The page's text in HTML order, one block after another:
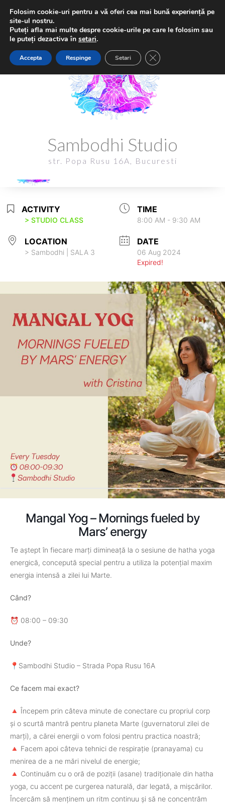
Sambodhi Studio
str. Popa Rusu 16A, Bucuresti
Sambodhi Studio
ACTIVITY
> STUDIO CLASS
TIME
8:00 AM - 9:30 AM
LOCATION
> Sambodhi | SALA 3
DATE
06 Aug 2024
Expired!
Mangal Yog – Mornings fueled by
Mars’ energy
Te aștept în fiecare marți dimineață la o sesiune de hatha yoga
energică, concepută special pentru a utiliza la potențial maxim
energia intensă a zilei lui Marte.
Când?
⏰ 08:00 – 09:30
Unde?
📍Sambodhi Studio – Strada Popa Rusu 16A
Ce facem mai exact?
🔺 Începem prin câteva minute de conectare cu propriul corp
și o scurtă mantră pentru planeta Marte (guvernatorul zilei de
marți), a cărei energii o vom folosi pentru practica noastră;
🔺 Facem apoi câteva tehnici de respirație (pranayama) cu
menirea de a ne mări nivelul de energie;
🔺 Continuăm cu o oră de poziții (asane) tradiționale din hatha
yoga, cu accent pe curgerea naturală, dar legată, a mișcărilor.
Încercăm să menținem un ritm continuu și să ne concentrăm
Folosim cookie-uri pentru a vă oferi cea mai bună experiență pe
site-ul nostru.
Puteți afla mai multe despre cookie-urile pe care le folosim sau
le puteți dezactiva în setari.
Accepta Respinge Setari Close GDPR Cookie